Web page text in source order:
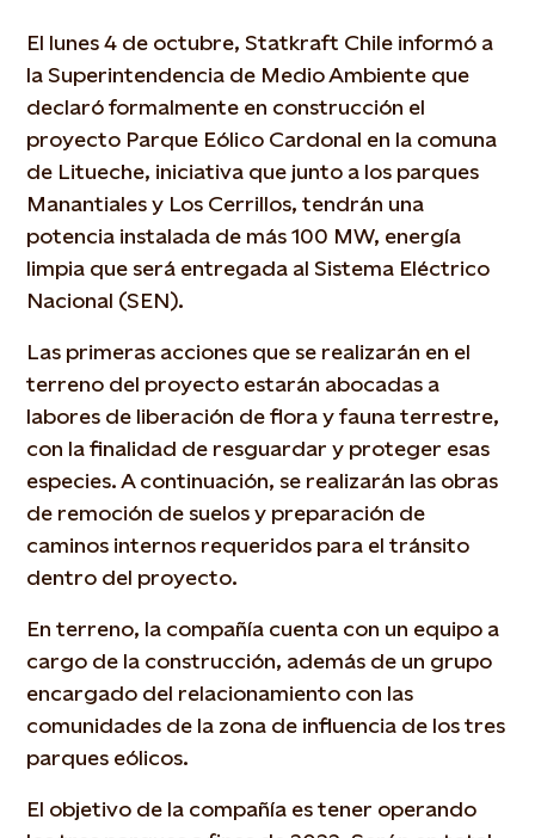
El lunes 4 de octubre, Statkraft Chile informó a
la Superintendencia de Medio Ambiente que
declaró formalmente en construcción el
proyecto Parque Eólico Cardonal en la comuna
de Litueche, iniciativa que junto a los parques
Manantiales y Los Cerrillos, tendrán una
potencia instalada de más 100 MW, energía
limpia que será entregada al Sistema Eléctrico
Nacional (SEN).
Las primeras acciones que se realizarán en el
terreno del proyecto estarán abocadas a
labores de liberación de flora y fauna terrestre,
con la finalidad de resguardar y proteger esas
especies. A continuación, se realizarán las obras
de remoción de suelos y preparación de
caminos internos requeridos para el tránsito
dentro del proyecto.
En terreno, la compañía cuenta con un equipo a
cargo de la construcción, además de un grupo
encargado del relacionamiento con las
comunidades de la zona de influencia de los tres
parques eólicos.
El objetivo de la compañía es tener operando